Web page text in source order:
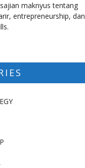
maknyus tentang
entrepreneurship, dan